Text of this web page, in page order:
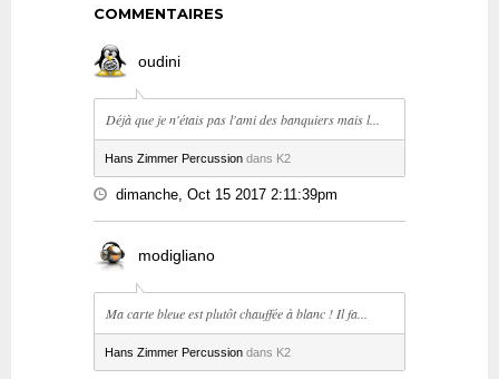
COMMENTAIRES
oudini
Déjà que je n'étais pas l'ami des banquiers mais l...
Hans Zimmer Percussion dans K2
dimanche, Oct 15 2017 2:11:39pm
modigliano
Ma carte bleue est plutôt chauffée à blanc ! Il fa...
Hans Zimmer Percussion dans K2